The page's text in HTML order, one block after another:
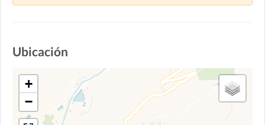
Ubicación
+
−